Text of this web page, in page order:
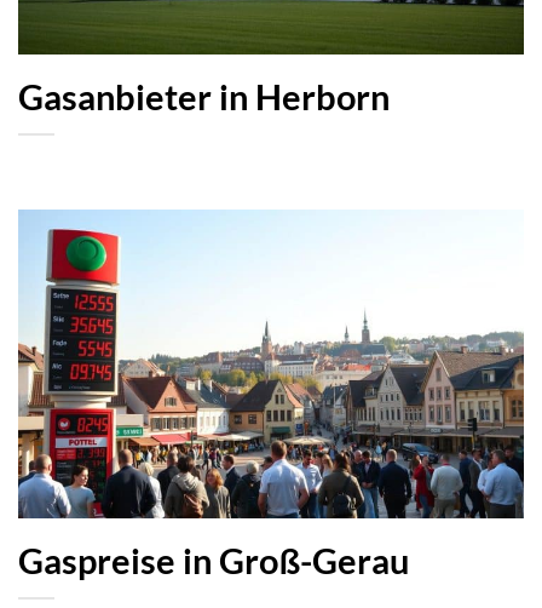
Gasanbieter in Herborn
Gaspreise in Groß-Gerau